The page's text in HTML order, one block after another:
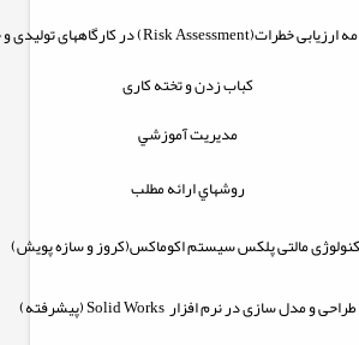
ارزیابی خطرات(Risk Assessment) در کارگاههای تولیدی و
کباب زدن و تخته کاری
مديريت آموزشي
روشهاي ارائه مطلب
مالتی پلکس سیستم اکوماکس(کروز و سازه پویش)
طراحی و مدل سازی در نرم افزارSolid Works(پیشرفته)